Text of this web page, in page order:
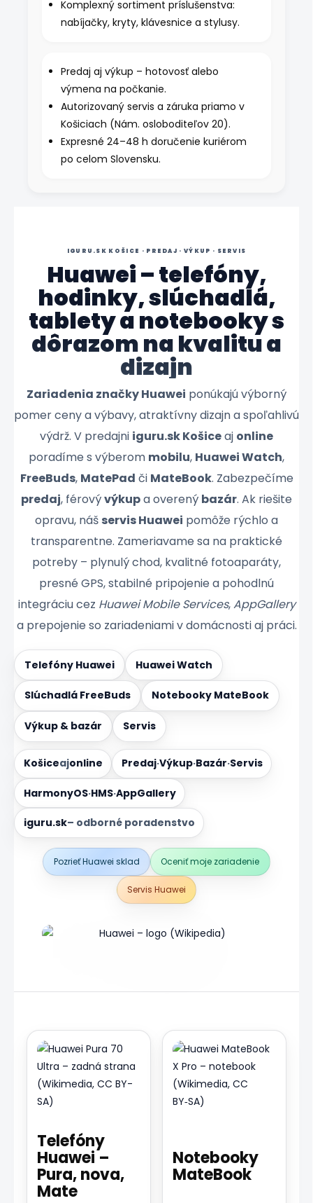
Komplexný sortiment príslušenstva:
nabíjačky, kryty, klávesnice a stylusy.
Predaj aj výkup – hotovosť alebo
výmena na počkanie.
Autorizovaný servis a záruka priamo v
Košiciach (Nám. osloboditeľov 20).
Expresné 24–48 h doručenie kuriérom
po celom Slovensku.
IGURU.SK KOŠICE · PREDAJ · VÝKUP · SERVIS
Huawei – telefóny,
hodinky, slúchadlá,
tablety a notebooky s
dôrazom na kvalitu a
dizajn
Zariadenia značky Huawei ponúkajú výborný
pomer ceny a výbavy, atraktívny dizajn a spoľahlivú
výdrž. V predajni iguru.sk Košiceaj online
poradíme s výberom mobilu, Huawei Watch,
FreeBuds, MatePad či MateBook. Zabezpečíme
predaj, férovývýkupa overený bazár. Ak riešite
opravu, náš servis Huawei pomôže rýchlo a
transparentne. Zameriavame sa na praktické
potreby – plynulý chod, kvalitné fotoaparáty,
presné GPS, stabilné pripojenie a pohodlnú
integráciu cez Huawei Mobile Services,AppGallery
a prepojenie so zariadeniami v domácnosti aj práci.
Telefóny Huawei Huawei Watch
Slúchadlá FreeBuds Notebooky MateBook
Výkup & bazár Servis
Košiceajonline Predaj·Výkup·Bazár·Servis
HarmonyOS·HMS·AppGallery
iguru.sk– odborné poradenstvo
Pozrieť Huawei sklad Oceniť moje zariadenie
Servis Huawei
Telefóny
Huawei –
Pura, nova,
Mate
Notebooky
MateBook